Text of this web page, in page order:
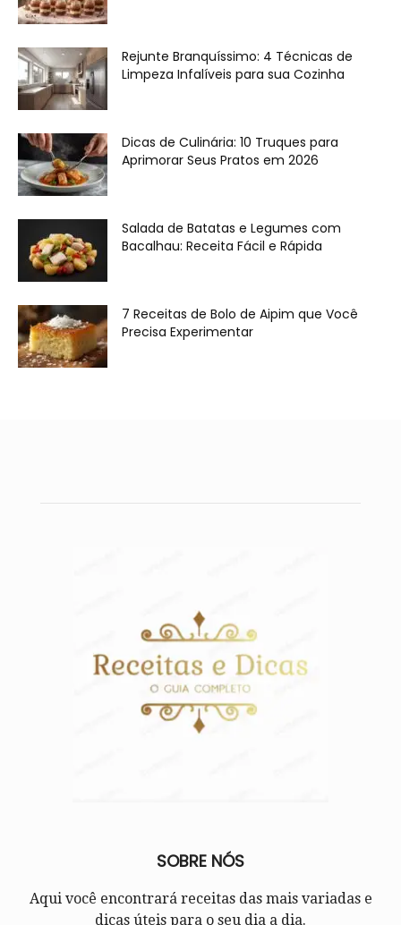
Rejunte Branquíssimo: 4 Técnicas de
Limpeza Infalíveis para sua Cozinha
Dicas de Culinária: 10 Truques para
Aprimorar Seus Pratos em 2026
Salada de Batatas e Legumes com
Bacalhau: Receita Fácil e Rápida
7 Receitas de Bolo de Aipim que Você
Precisa Experimentar
SOBRE NÓS
Aqui você encontrará receitas das mais variadas e
dicas úteis para o seu dia a dia.